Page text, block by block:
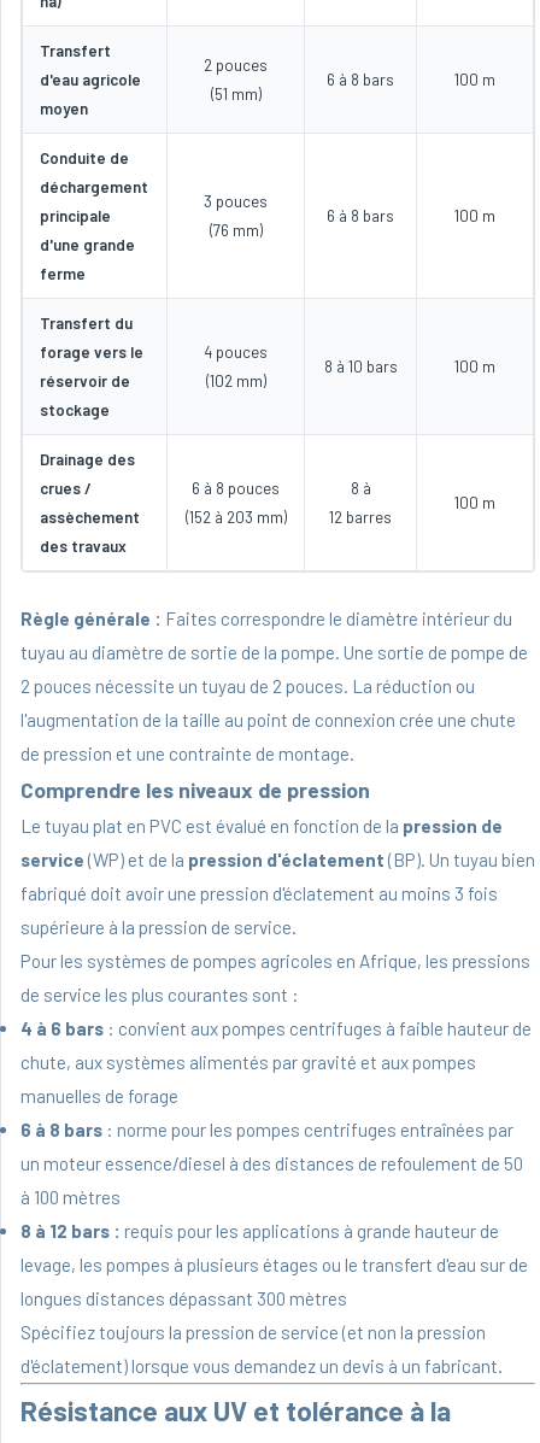
Transfert
d'eau agricole
moyen
2 pouces
(51 mm)
6 à 8 bars 100 m
Conduite de
déchargement
principale
d'une grande
ferme
3 pouces
(76 mm)
6 à 8 bars 100 m
Transfert du
forage vers le
réservoir de
stockage
4 pouces
(102 mm)
8 à 10 bars 100 m
Drainage des
crues /
assèchement
des travaux
6 à 8 pouces
(152 à 203 mm)
8 à
12 barres
100 m
Règle générale : Faites correspondre le diamètre intérieur du
tuyau au diamètre de sortie de la pompe. Une sortie de pompe de
2 pouces nécessite un tuyau de 2 pouces. La réduction ou
l'augmentation de la taille au point de connexion crée une chute
de pression et une contrainte de montage.
Comprendre les niveaux de pression
Le tuyau plat en PVC est évalué en fonction de la pression de
service (WP) et de la pression d'éclatement (BP). Un tuyau bien
fabriqué doit avoir une pression d'éclatement au moins 3 fois
supérieure à la pression de service.
Pour les systèmes de pompes agricoles en Afrique, les pressions
de service les plus courantes sont :
4 à 6 bars : convient aux pompes centrifuges à faible hauteur de
chute, aux systèmes alimentés par gravité et aux pompes
manuelles de forage
6 à 8 bars : norme pour les pompes centrifuges entraînées par
un moteur essence/diesel à des distances de refoulement de 50
à 100 mètres
8 à 12 bars : requis pour les applications à grande hauteur de
levage, les pompes à plusieurs étages ou le transfert d'eau sur de
longues distances dépassant 300 mètres
Spécifiez toujours la pression de service (et non la pression
d'éclatement) lorsque vous demandez un devis à un fabricant.
Résistance aux UV et tolérance à la